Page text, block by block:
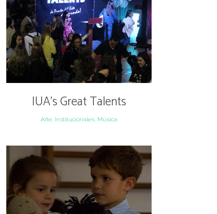
IUA’s Great Talents
Arte, Institucionales, Música